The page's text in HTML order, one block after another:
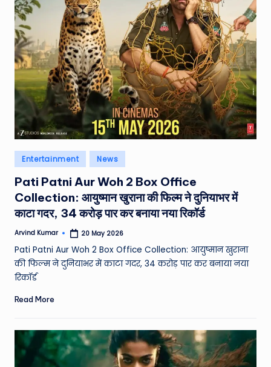
e
a
t
h
er
,
T
e
c
h
&
M
o
vi
e
N
e
w
Posted
in
Entertainment News
Pati Patni Aur Woh 2 Box Office
Collection: आयुष्मान खुराना की फिल्म ने दुनियाभर में
काटा गदर, 34 करोड़ पार कर बनाया नया रिकॉर्ड
Posted
Arvind Kumar 20 May 2026
Pati Patni Aur Woh 2 Box Office Collection: आयुष्मान खुराना
की फिल्म ने दुनियाभर में काटा गदर, 34 करोड़ पार कर बनाया नया
रिकॉर्ड
Read More